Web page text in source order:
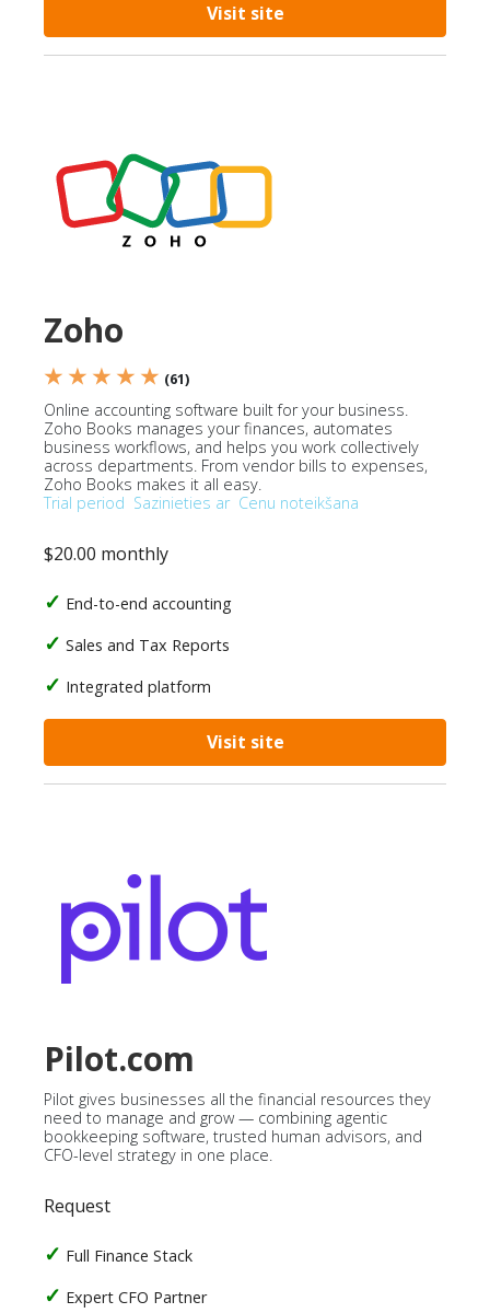
Visit site
Zoho
★ ★ ★ ★ ★ (61)
Online accounting software built for your business.
Zoho Books manages your finances, automates
business workflows, and helps you work collectively
across departments. From vendor bills to expenses,
Zoho Books makes it all easy.
Trial period Sazinieties ar Cenu noteikšana
$20.00 monthly
End-to-end accounting
Sales and Tax Reports
Integrated platform
Visit site
Pilot.com
Pilot gives businesses all the financial resources they
need to manage and grow — combining agentic
bookkeeping software, trusted human advisors, and
CFO-level strategy in one place.
Request
Full Finance Stack
Expert CFO Partner